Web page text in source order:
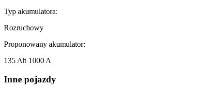
Typ akumulatora:
Rozruchowy
Proponowany akumulator:
135 Ah 1000 A
Inne pojazdy